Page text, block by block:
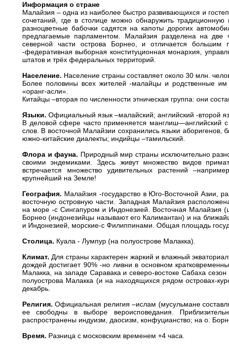
Информация о стране
Малайзия – одна из наиболее быстро развивающихся и
сочетаний, где в столице можно обнаружить
разноцветные бабочки садятся на капоты дорогих
предлагаемые парламентом. Малайзия разделена на
северной части острова Борнео, и отличается
-федеративная выборная конституционная монархия,
штатов и трёх федеральных территорий.
Население. Население страны составляет около 30 млн.
Более половины всех жителей -малайцы и родственные
«оранг-асли».
Китайцы –вторая по численности этническая группа: они
Языки. Официальный язык –малайский; английский -второй
В деловой сфере часто применяется манглиш—английский
слов. В восточной Малайзии сохранились языки аборигенов,
южно-китайские диалекты; индийцы –тамильский.
Флора и фауна. Природный мир страны исключительно
своими эндемиками. Здесь живут множество видов
встречается множество удивительных растений
крупнейший на Земле!
География. Малайзия -государство в Юго-Восточной Азии,
восточную островную части. Западная Малайзия
на море -с Сингапуром и Индонезией. Восточная Малайзия
Борнео (индонезийцы называют его Калимантан) и на
и Индонезией, морские-с Филиппинами. Общая площадь
Столица. Куала - Лумпур (на полуострове Малакка).
Климат. Для страны характерен жаркий и влажный
дождей достигает 90% -но ливни в основном
Малакка, на западе Саравака и северо-востоке Сабаха
полуострова Малакка (и на находящихся рядом островах-
декабрь.
Религия. Официальная религия –ислам (мусульмане
ее свободны в выборе вероисповедания.
распространены индуизм, даосизм, конфуцианство; на о.
Время. Разница с московским временем +4 часа.